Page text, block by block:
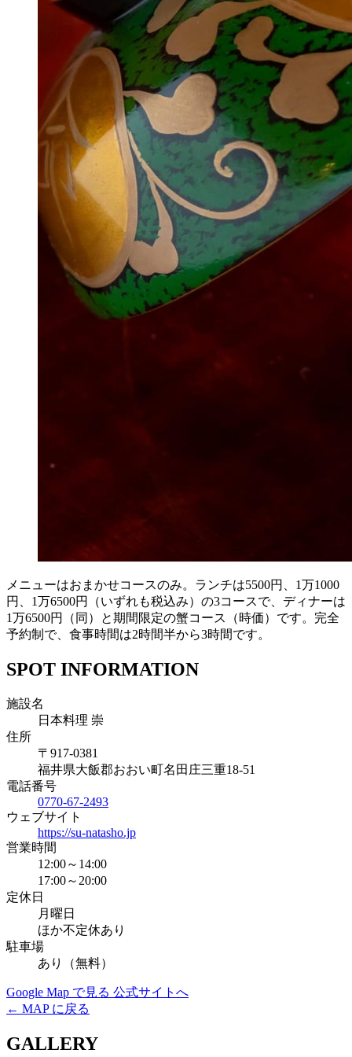
メニューはおまかせコースのみ。ランチは5500円、1万1000
円、1万6500円（いずれも税込み）の3コースで、ディナーは
1万6500円（同）と期間限定の蟹コース（時価）です。完全
予約制で、食事時間は2時間半から3時間です。
SPOT INFORMATION
施設名
日本料理 崇
住所
〒917-0381
福井県大飯郡おおい町名田庄三重18-51
電話番号
0770-67-2493
ウェブサイト
https://su-natasho.jp
営業時間
12:00～14:00
17:00～20:00
定休日
月曜日
ほか不定休あり
駐車場
あり（無料）
Google Map で見る 公式サイトへ
← MAP に戻る
GALLERY